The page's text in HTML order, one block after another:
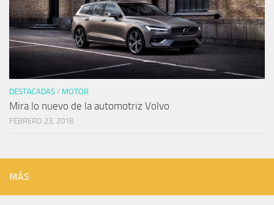
DESTACADAS / MOTOR
Mira lo nuevo de la automotriz Volvo
FEBRERO 23, 2018
MÁS